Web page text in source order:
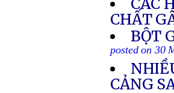
CÁC
CHẤT
BỘT
posted on 30
CẢNG